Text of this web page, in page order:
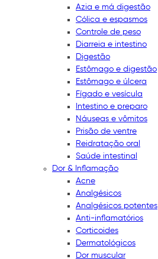
Azia e má digestão
Cólica e espasmos
Controle de peso
Diarreia e intestino
Digestão
Estômago e digestão
Estômago e úlcera
Fígado e vesícula
Intestino e preparo
Náuseas e vômitos
Prisão de ventre
Reidratação oral
Saúde intestinal
Dor & Inflamação
Acne
Analgésicos
Analgésicos potentes
Anti-inflamatórios
Corticoides
Dermatológicos
Dor muscular